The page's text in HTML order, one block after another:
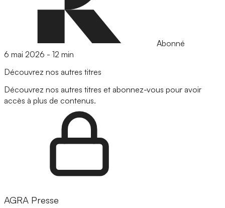
Abonné
6 mai 2026 - 12 min
Découvrez nos autres titres
Découvrez nos autres titres et abonnez-vous pour avoir
accès à plus de contenus.
AGRA Presse